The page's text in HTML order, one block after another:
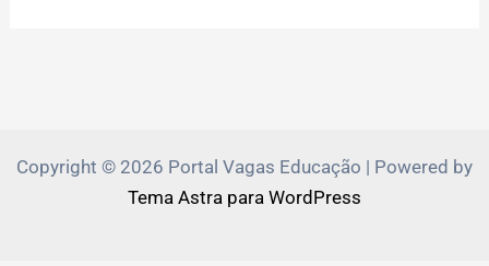
Copyright © 2026 Portal Vagas Educação | Powered by
Tema Astra para WordPress